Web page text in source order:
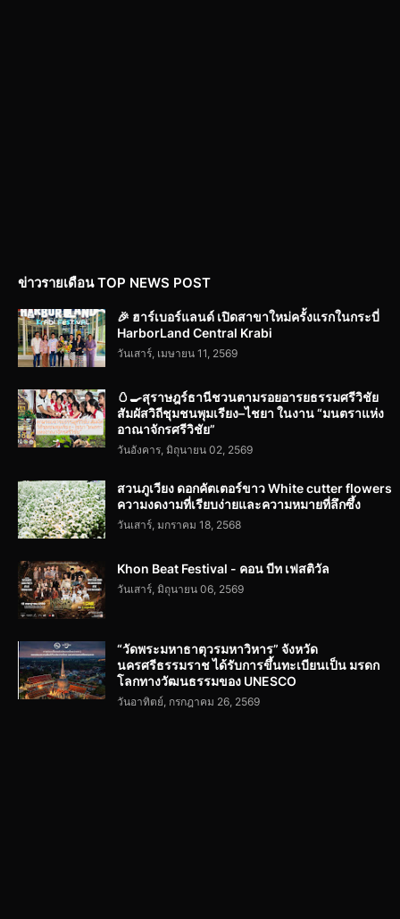
ข่าวรายเดือน TOP NEWS POST
🎉 ฮาร์เบอร์แลนด์ เปิดสาขาใหม่ครั้งแรกในกระบี่
HarborLand Central Krabi
วันเสาร์, เมษายน 11, 2569
🥚🍳สุราษฎร์ธานีชวนตามรอยอารยธรรมศรีวิชัย
สัมผัสวิถีชุมชนพุมเรียง–ไชยา ในงาน “มนตราแห่ง
อาณาจักรศรีวิชัย”
วันอังคาร, มิถุนายน 02, 2569
สวนภูเวียง ดอกคัตเตอร์ขาว White cutter flowers
ความงดงามที่เรียบง่ายและความหมายที่ลึกซึ้ง
วันเสาร์, มกราคม 18, 2568
Khon Beat Festival - คอน บีท เฟสติวัล
วันเสาร์, มิถุนายน 06, 2569
“วัดพระมหาธาตุวรมหาวิหาร” จังหวัด
นครศรีธรรมราช ได้รับการขึ้นทะเบียนเป็น มรดก
โลกทางวัฒนธรรมของ UNESCO
วันอาทิตย์, กรกฎาคม 26, 2569